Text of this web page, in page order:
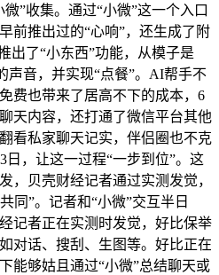
”收集。通过“小微”这一个入口
前推出过的“心响”，还生成了附
出了“小东西”功能，从模子是
声音，并实现“点餐”。AI帮手不
费也带来了居高不下的成本，6
天内容，还打通了微信平台其他
看私家聊天记实，伴侣圈也不克
，让这一过程“一步到位”。这
，贝壳财经记者通过实测发觉，
同”。记者和“小微”交互半日
记者正在实测时发觉，好比保举
对话、搜刮、生图等。好比正在
能够姑且通过“小微”总结聊天或